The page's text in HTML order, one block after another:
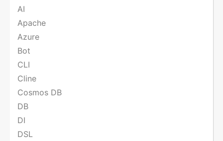
AI
Apache
Azure
Bot
CLI
Cline
Cosmos DB
DB
DI
DSL